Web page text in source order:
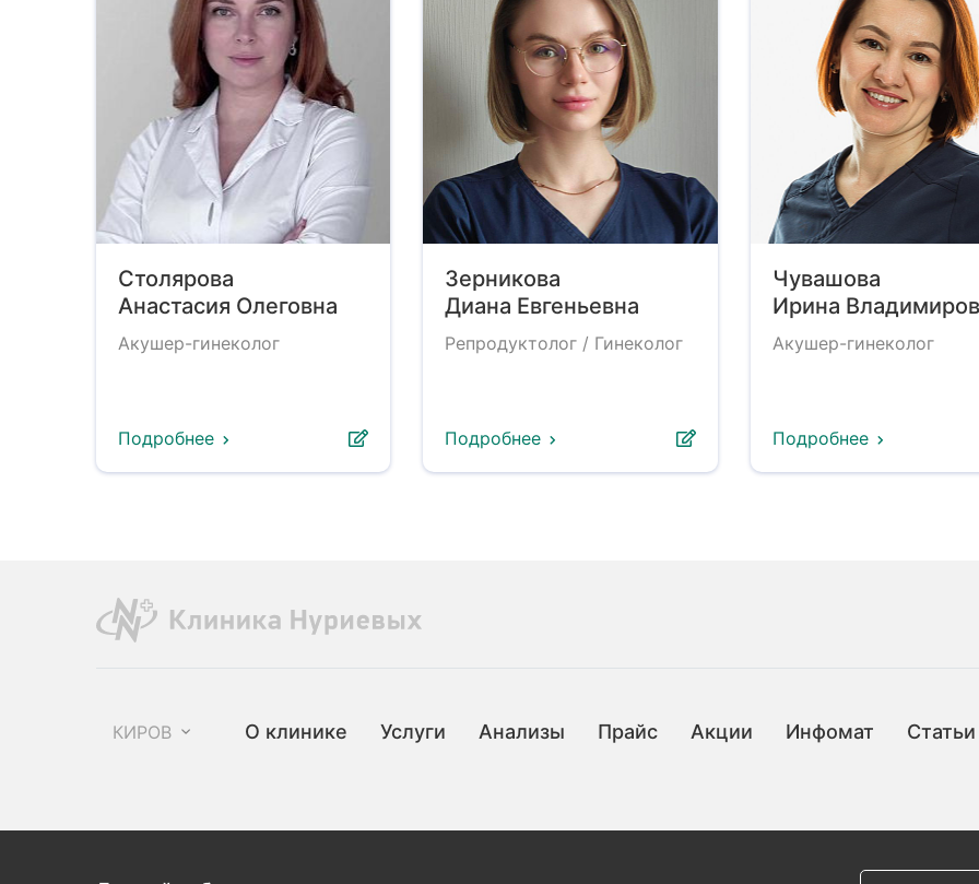
Столярова
Анастасия Олеговна
Акушер-гинеколог
Подробнее
Зерникова
Диана Евгеньевна
Репродуктолог / Гинеколог
Подробнее
Чувашова
Ирина
Акушер-гинеколог
Подробнее
КИРОВ О клинике Услуги Анализы Прайс Акции Инфомат Статьи